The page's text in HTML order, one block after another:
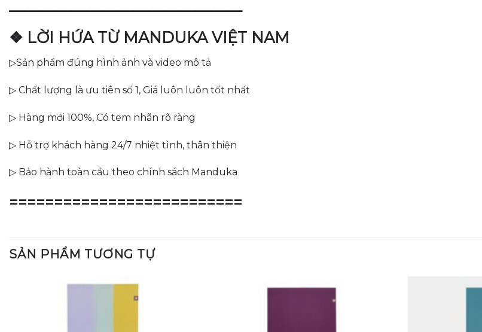
———————————————
❖ LỜI HỨA TỪ MANDUKA VIỆT NAM
▷Sản phẩm đúng hình ảnh và video mô tả
▷ Chất lượng là ưu tiên số 1, Giá luôn luôn tốt nhất
▷ Hàng mới 100%, Có tem nhãn rõ ràng
▷ Hỗ trợ khách hàng 24/7 nhiệt tình, thân thiện
▷ Bảo hành toàn cầu theo chính sách Manduka
==========================
SẢN PHẨM TƯƠNG TỰ